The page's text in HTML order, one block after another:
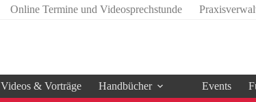
Online Termine und Videosprechstunde
Videos & Vorträge Handbücher Events